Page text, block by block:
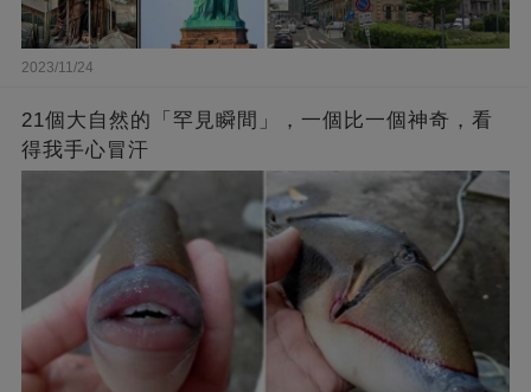
2023/11/24
21個大自然的「罕見瞬間」，一個比一個神奇，看
得我手心冒汗